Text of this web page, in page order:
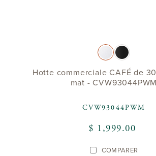
Hotte commerciale CAFÉ de
mat - CVW93044PWM
CVW93044PWM
$ 1,999.00
COMPARER